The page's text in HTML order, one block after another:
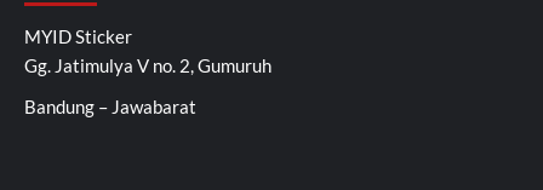
MYID Sticker
Gg. Jatimulya V no. 2, Gumuruh
Bandung – Jawabarat